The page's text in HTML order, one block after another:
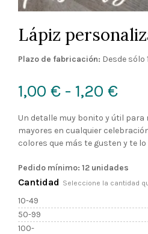
Lápiz
Plazo de fabricación: Desde sólo
1,00 € - 1,20 €
de
Un detalle muy bonito y útil para
mayores en cualquier
colores que más te gusten y te
Pedido mínimo: 12 unidades
Cantidad Seleccione la cantidad
10-49
50-99
100-